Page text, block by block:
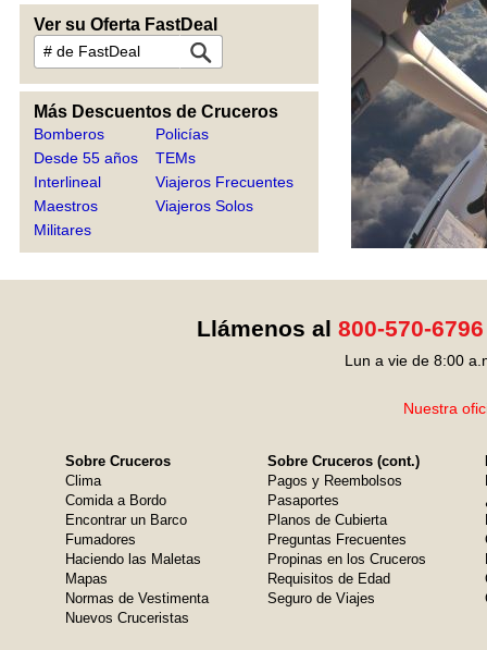
Ver su Oferta FastDeal
Más Descuentos de Cruceros
Bomberos
Desde 55 años
Interlineal
Maestros
Militares
Policías
TEMs
Viajeros Frecuentes
Viajeros Solos
Llámenos al 800-570-6796
Lun a vie de 8:00
Nuestra
Sobre Cruceros
Clima
Comida a Bordo
Encontrar un Barco
Fumadores
Haciendo las Maletas
Mapas
Normas de Vestimenta
Nuevos Cruceristas
Sobre Cruceros (cont.)
Pagos y Reembolsos
Pasaportes
Planos de Cubierta
Preguntas Frecuentes
Propinas en los Cruceros
Requisitos de Edad
Seguro de Viajes